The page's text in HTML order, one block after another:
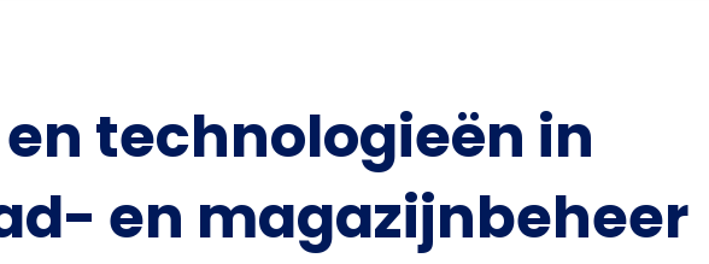
technologieën in
en magazijnbeheer